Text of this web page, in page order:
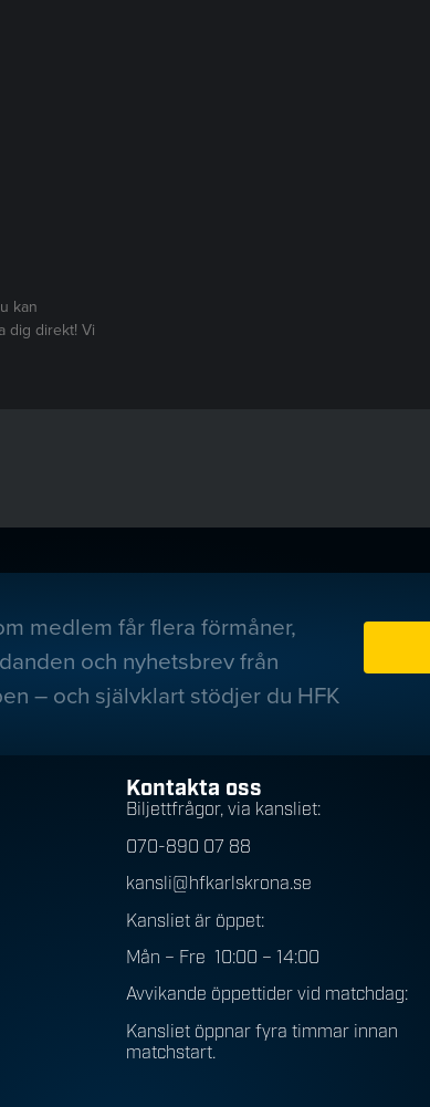
kan
dig direkt! Vi
medlem får flera förmåner,
och nyhetsbrev från
– och självklart stödjer du HFK
Kontakta oss
Biljettfrågor, via kansliet:
070-890 07 88
kansli@hfkarlskrona.se
Kansliet är öppet:
Mån – Fre 10:00 – 14:00
Avvikande öppettider vid matchdag:
Kansliet öppnar fyra timmar innan
matchstart.